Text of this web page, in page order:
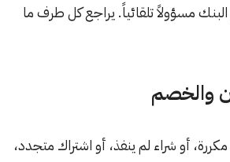
مسؤولاً تلقائياً. يراجع كل طرف ما
والخصم
أو شراء لم ينفذ، أو اشتراك متجدد،